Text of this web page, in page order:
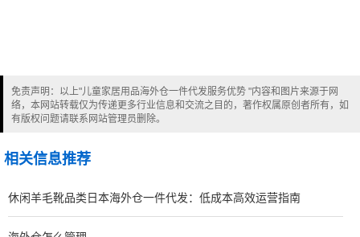
免责声明：以上"儿童家居用品海外仓一件代发服务优势 "内容和图片来源于网
络，本网站转载仅为传递更多行业信息和交流之目的，著作权属原创者所有，如
有版权问题请联系网站管理员删除。
相关信息推荐
休闲羊毛靴品类日本海外仓一件代发：低成本高效运营指南